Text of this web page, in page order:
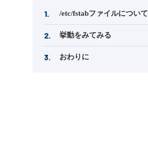
/etc/fstabファイルについて
挙動をみてみる
おわりに